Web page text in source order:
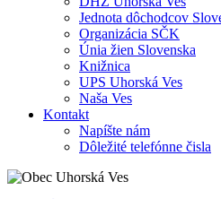
Jednota dôchodcov
Organizácia SČK
Únia žien Slovenska
Knižnica
UPS Uhorská Ves
Naša Ves
Kontakt
Napíšte nám
Dôležité telefónne čisla